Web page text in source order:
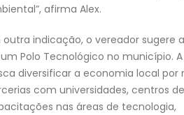
afirma Alex.
outra indicação, o vereador sugere
Polo Tecnológico no município.
diversificar a economia local por
com universidades, centros
nas áreas de tecnologia,